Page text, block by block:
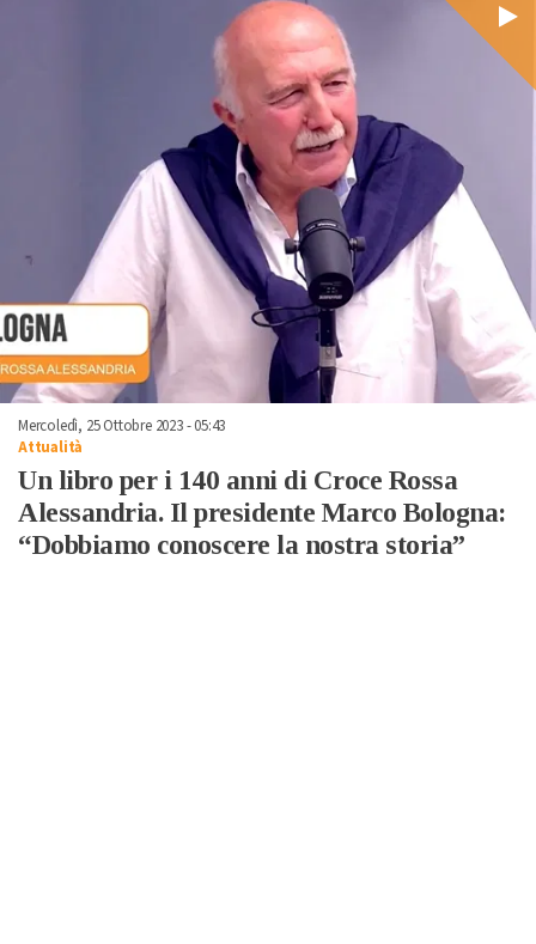
Mercoledì, 25 Ottobre 2023 - 05:43
Attualità
Un libro per i 140 anni di Croce Rossa
Alessandria. Il presidente Marco Bologna:
“Dobbiamo conoscere la nostra storia”